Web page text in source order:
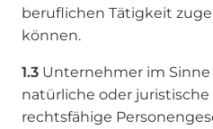
beruflichen Tätigkeit
können.
1.3 Unternehmer im Sinne
natürliche oder juristische
rechtsfähige